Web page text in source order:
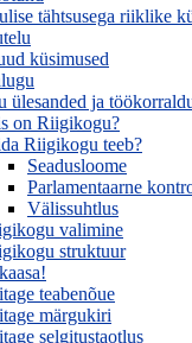
tähtsusega riiklike
küsimused
ülesanded ja
on Riigikogu?
Riigikogu teeb?
Seadusloome
Parlamentaarne
Välissuhtlus
valimine
struktuur
teabenõue
märgukiri
selgitustaotlus